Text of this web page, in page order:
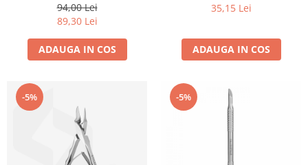
94,00 Lei
89,30 Lei
ADAUGA IN COS
35,15 Lei
ADAUGA IN COS
-5% -5%